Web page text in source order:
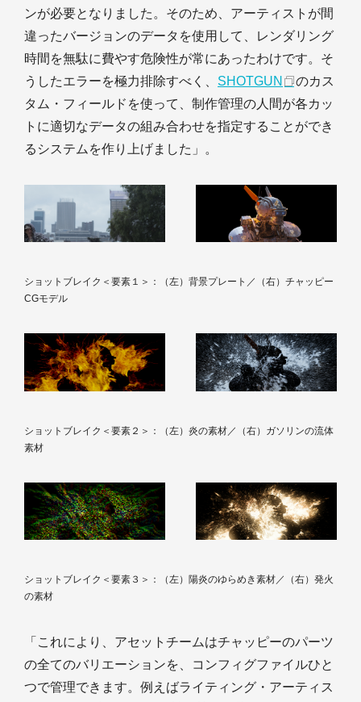
ンが必要となりました。そのため、アーティストが間
違ったバージョンのデータを使用して、レンダリング
時間を無駄に費やす危険性が常にあったわけです。そ
うしたエラーを極力排除すべく、 SHOTGUN
のカス
タム・フィールドを使って、制作管理の人間が各カッ
トに適切なデータの組み合わせを指定することができ
るシステムを作り上げました」。
ショットブレイク＜要素１＞：（左）背景プレート／（右）チャッピー
CGモデル
ショットブレイク＜要素２＞：（左）炎の素材／（右）ガソリンの流体
素材
ショットブレイク＜要素３＞：（左）陽炎のゆらめき素材／（右）発火
の素材
「これにより、アセットチームはチャッピーのパーツ
の全てのバリエーションを、コンフィグファイルひと
つで管理できます。例えばライティング・アーティス